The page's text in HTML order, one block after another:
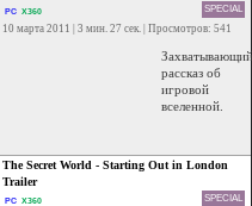
PC X360 SPECIAL
10 марта 2011 | 3 мин. 27 сек. | Просмотров: 541
Захватывающий
рассказ об
игровой
вселенной.
The Secret World - Starting Out in London
Trailer
PC X360 SPECIAL